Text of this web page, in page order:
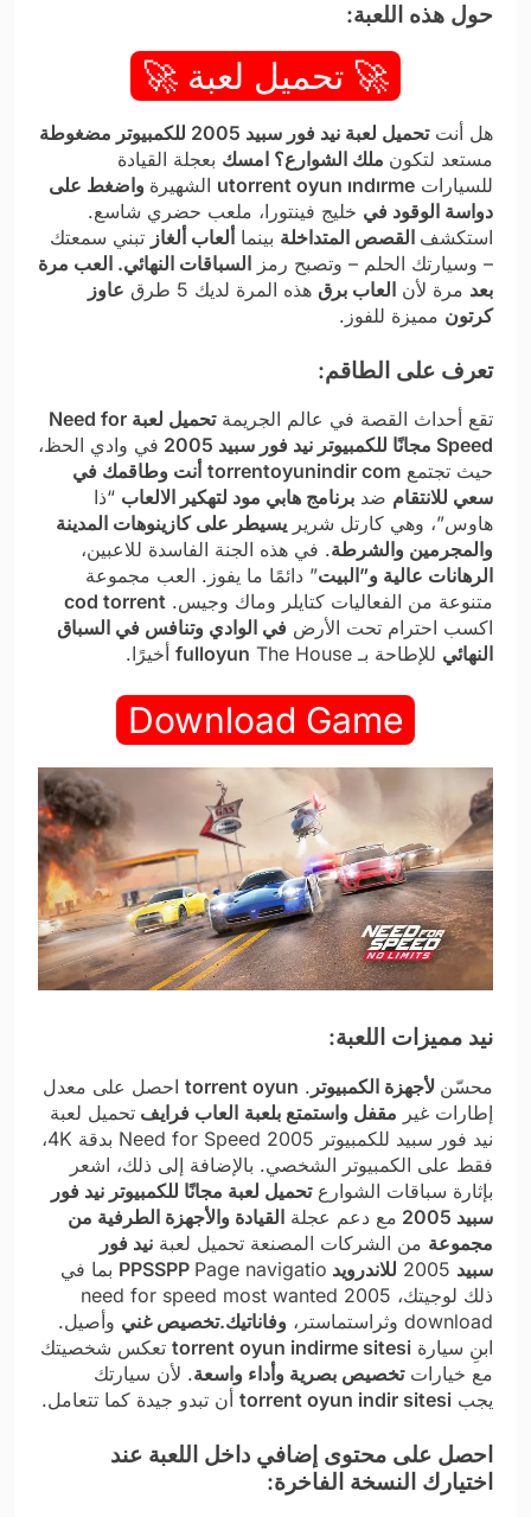
حول هذه اللعبة:
🚀 تحميل لعبة 🚀
هل أنتتحميل لعبة نيد فور سبيد
للكمبيوتر مضغوطة
مستعد لتكون ملك الشوارع؟ امسك بعجلة القيادة
للسيارات utorrent oyun ındırme​ الشهيرة واضغط على
دواسة الوقود في خليج فينتورا، ملعب حضري شاسع.
استكشف القصص المتداخلة بينماألعاب ألغاز تبني سمعتك
– وسيارتك الحلم – وتصبح رمز السباقات النهائي. العب مرة
بعد مرة لأن العاب برق​ هذه المرة لديك 5 طرق
عاوز
كرتون​ مميزة للفوز.
تعرف على الطاقم:
تقع أحداث القصة في عالم الجريمة
تحميل لعبة Need for
Speed مجانًا للكمبيوتر نيد فور سبيد 2005
في وادي الحظ،
حيث تجتمع torrentoyunindir com أنت وطاقمك في
سعي للانتقام ضد برنامج هابي مود لتهكير الالعاب​ “ذا
هاوس”، وهي كارتل شرير يسيطر على كازينوهات المدينة
والمجرمين والشرطة. في هذه الجنة الفاسدة للاعبين،
الرهانات عالية و”البيت” دائمًا ما يفوز. العب مجموعة
متنوعة من الفعاليات كتايلر وماك وجيس. cod torrent
اكسب احترام تحت الأرض في الوادي وتنافس في السباق
النهائي للإطاحة بـ fulloyun The House أخيرًا.
Download Game
نيد مميزات اللعبة:
محسّن لأجهزة الكمبيوتر .
torrent oyun​ احصل على معدل
إطارات غير مقفل واستمتع بلعبة العاب فرايف​ تحميل لعبة
نيد فور سبيد للكمبيوتر 2005
Need for Speed بدقة 4K،
فقط على الكمبيوتر الشخصي. بالإضافة إلى ذلك، اشعر
بإثارة سباقات الشوارعتحميل لعبة مجانًا للكمبيوتر نيد فور
سبيد 2005
مع دعم عجلة القيادة والأجهزة الطرفية من
مجموعة من الشركات المصنعة تحميل لعبة نيد فور
سبيد
للاندرويد PPSSPP
Page navigatio بما في
ذلك لوجيتك، need for speed most wanted 2005
download وثراستماستر، وفاناتيك.تخصيص غني وأصيل.
ابنِ سيارة torrent oyun indirme sitesi​ تعكس شخصيتك
مع خياراتتخصيص بصرية وأداء واسعة. لأن سيارتك
يجب torrent oyun indir sitesi أن تبدو جيدة كما تتعامل.
احصل على محتوى إضافي داخل اللعبة عند
اختيارك النسخة الفاخرة: